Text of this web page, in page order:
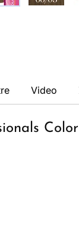
Video